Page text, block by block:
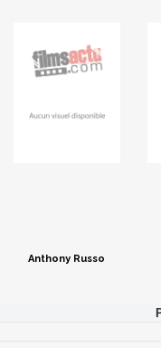
Anthony Russo